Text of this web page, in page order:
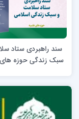
سند راهبردی ستاد
سبک زندگی حوزه های